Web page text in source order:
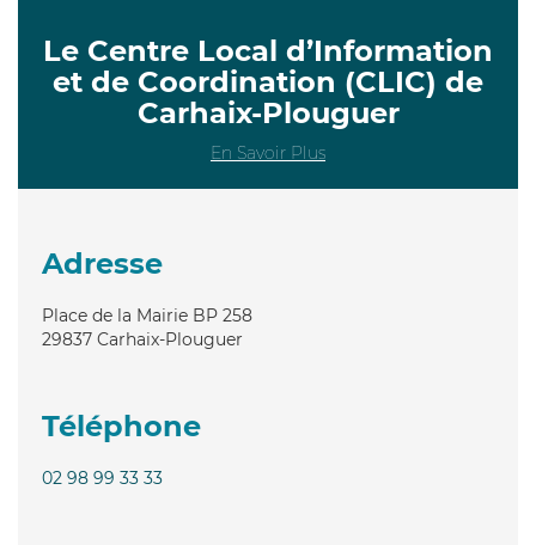
Le Centre Local d’Information
et de Coordination (CLIC) de
Carhaix-Plouguer
En Savoir Plus
Adresse
Place de la Mairie BP 258
29837 Carhaix-Plouguer
Téléphone
02 98 99 33 33